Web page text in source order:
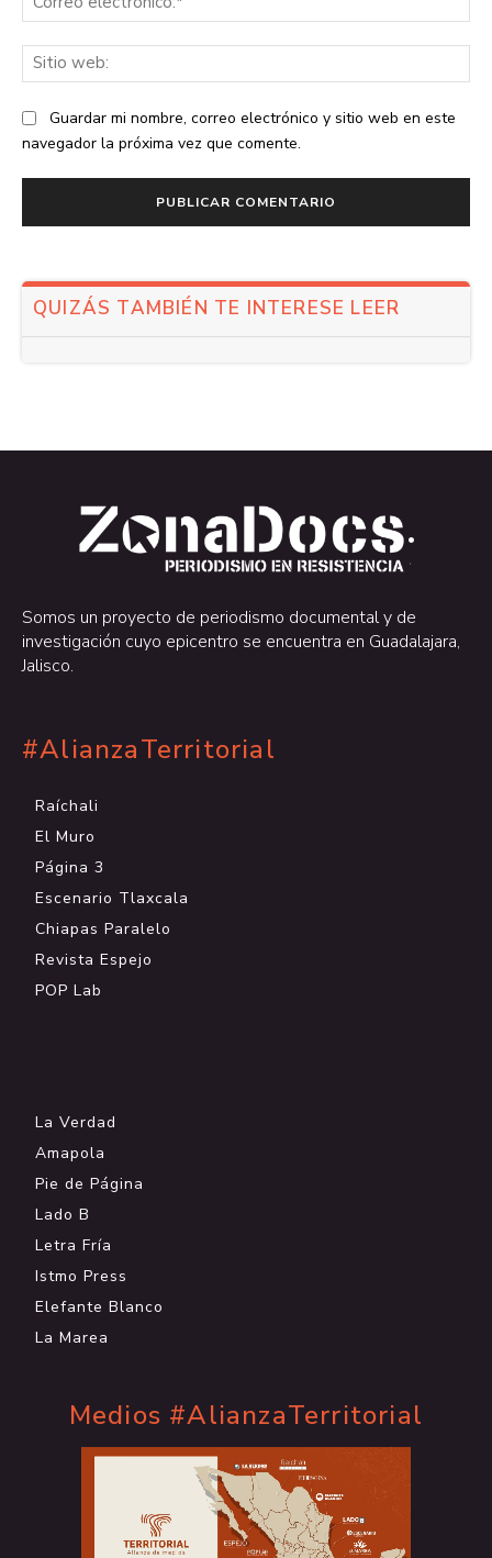
Guardar mi nombre, correo electrónico y sitio web en este
navegador la próxima vez que comente.
QUIZÁS TAMBIÉN TE INTERESE LEER
.
.
Somos un proyecto de periodismo documental y de
investigación cuyo epicentro se encuentra en Guadalajara,
Jalisco.
#AlianzaTerritorial
Raíchali
El Muro
Página 3
Escenario Tlaxcala
Chiapas Paralelo
Revista Espejo
POP Lab
La Verdad
Amapola
Pie de Página
Lado B
Letra Fría
Istmo Press
Elefante Blanco
La Marea
Medios #AlianzaTerritorial